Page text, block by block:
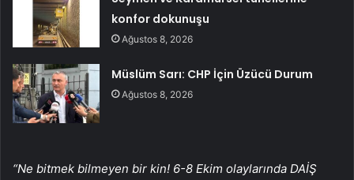
konfor dokunuşu
Ağustos 8, 2026
Müslüm Sarı: CHP İçin Üzücü Durum
Ağustos 8, 2026
“Ne bitmek bilmeyen bir kin! 6-8 Ekim olaylarında DAİŞ